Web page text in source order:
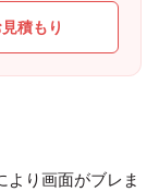
積もり
り画面がブレま